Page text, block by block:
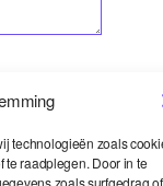
technologieën zoals
te raadplegen. Door in te
zoals surfgedrag of